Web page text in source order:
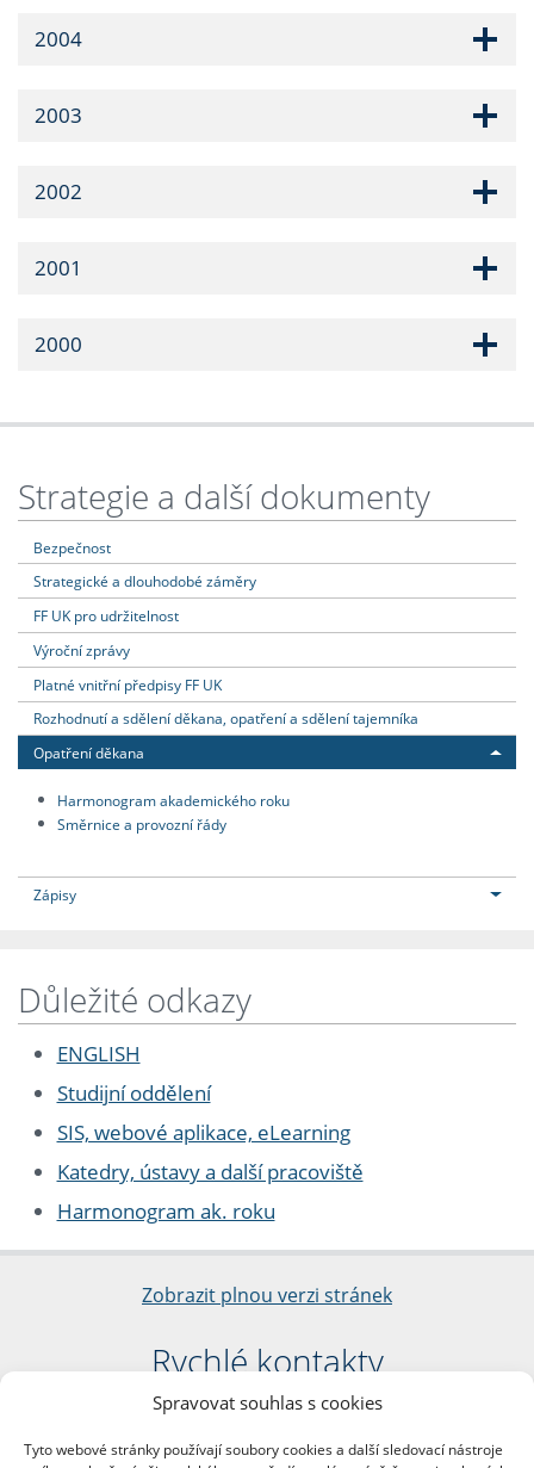
Spravovat souhlas s cookies
Tyto webové stránky používají soubory cookies a další sledovací nástroje
2004
2003
2002
2001
2000
Strategie a další dokumenty
Bezpečnost
Strategické a dlouhodobé záměry
FF UK pro udržitelnost
Výroční zprávy
Platné vnitřní předpisy FF UK
Rozhodnutí a sdělení děkana, opatření a sdělení tajemníka
Opatření děkana
Harmonogram akademického roku
Směrnice a provozní řády
Zápisy
Důležité odkazy
ENGLISH
Studijní oddělení
SIS, webové aplikace, eLearning
Katedry, ústavy a další pracoviště
Harmonogram ak. roku
Zobrazit plnou verzi stránek
Rychlé kontakty
Filozofická fakulta
nám. Jana Palacha 1/2